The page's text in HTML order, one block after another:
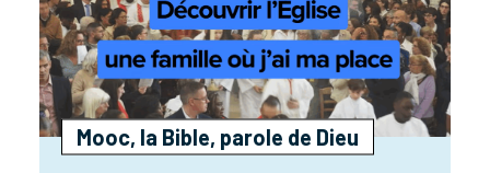
Mooc, la Bible, parole de Dieu